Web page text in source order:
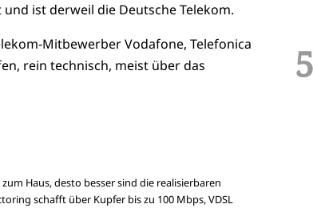
ist derweil die Deutsche Telekom.
Mitbewerber Vodafone, Telefonica
rein technisch, meist über das
Haus, desto besser sind die realisierbaren
schafft über Kupfer bis zu 100 Mbps, VDSL